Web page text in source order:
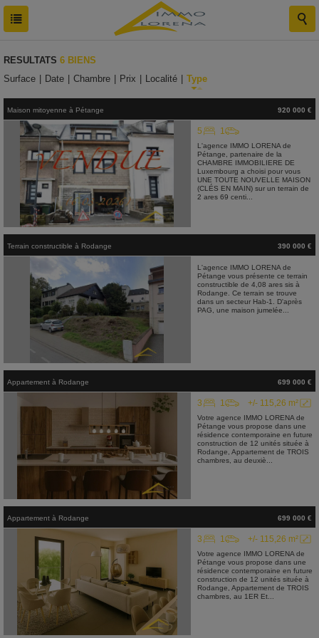
RESULTATS 6 BIENS
Surface
Date Chambre Prix Localité Type
Maison mitoyenne à Pétange 920 000 €
5 1
L'agence IMMO LORENA de
Pétange, partenaire de la
CHAMBRE IMMOBILIERE DE
Luxembourg a choisi pour vous
UNE TOUTE NOUVELLE MAISON
(CLÉS EN MAIN) sur un terrain de
2 ares 69 centi...
Terrain constructible à Rodange 390 000 €
L'agence IMMO LORENA de
Pétange vous présente ce terrain
constructible de 4,08 ares sis à
Rodange. Ce terrain se trouve
dans un secteur Hab-1. D'après
PAG, une maison jumelée...
Appartement à Rodange 699 000 €
+/- 115,26 m²
3 1
Votre agence IMMO LORENA de
Pétange vous propose dans une
résidence contemporaine en future
construction de 12 unités située à
Rodange, Appartement de TROIS
chambres, au deuxiè...
Appartement à Rodange 699 000 €
+/- 115,26 m²
3 1
Votre agence IMMO LORENA de
Pétange vous propose dans une
résidence contemporaine en future
construction de 12 unités située à
Rodange, Appartement de TROIS
chambres, au 1ER Et...